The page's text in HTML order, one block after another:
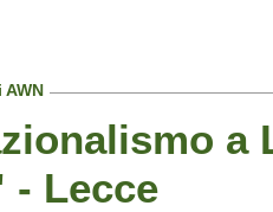
a
- Lecce